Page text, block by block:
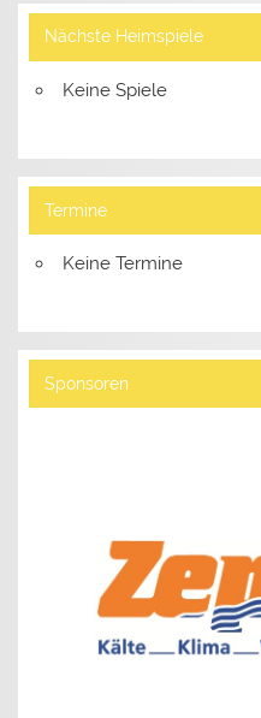
Nächste Heimspiele
Keine Spiele
Termine
Keine Termine
Sponsoren